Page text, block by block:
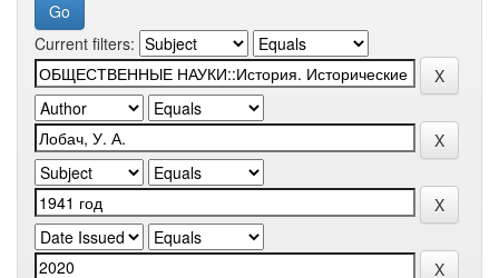
Current filters: